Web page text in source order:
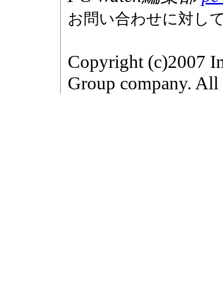
お問い合わせに対し
Copyright (c)2007
Group company. All